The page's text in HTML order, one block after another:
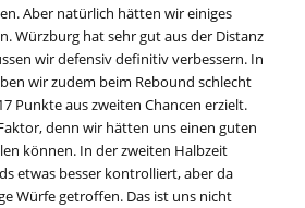
Aber natürlich hätten wir einiges
Würzburg hat sehr gut aus der Distanz
wir defensiv definitiv verbessern. In
wir zudem beim Rebound schlecht
Punkte aus zweiten Chancen erzielt.
denn wir hätten uns einen guten
können. In der zweiten Halbzeit
etwas besser kontrolliert, aber da
Würfe getroffen. Das ist uns nicht